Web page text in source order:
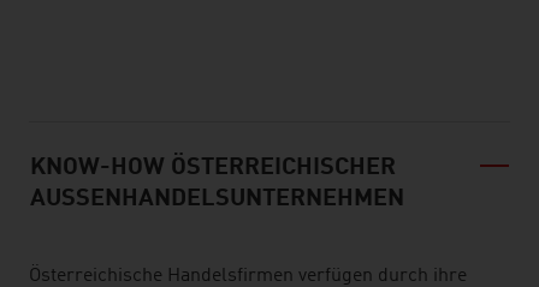
KNOW-HOW ÖSTERREICHISCHER
AUSSENHANDELSUNTERNEHMEN
Österreichische Handelsfirmen verfügen durch ihre